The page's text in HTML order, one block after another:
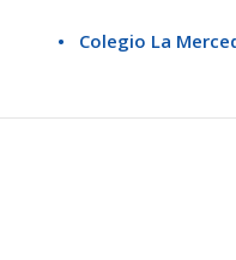
• Colegio La